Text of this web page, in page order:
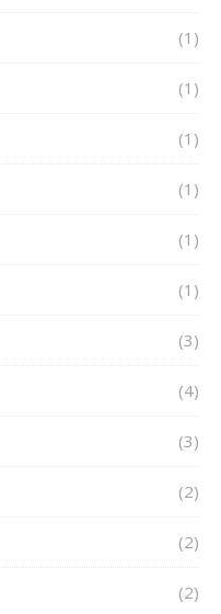
(1)
(1)
(1)
(1)
(1)
(1)
(3)
(4)
(3)
(2)
(2)
(2)